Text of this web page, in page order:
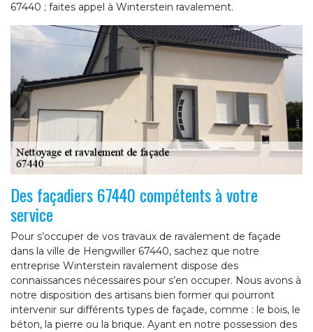
67440 ; faites appel à Winterstein ravalement.
Des façadiers 67440 compétents à votre
service
Pour s’occuper de vos travaux de ravalement de façade
dans la ville de Hengwiller 67440, sachez que notre
entreprise Winterstein ravalement dispose des
connaissances nécessaires pour s’en occuper. Nous avons à
notre disposition des artisans bien former qui pourront
intervenir sur différents types de façade, comme : le bois, le
béton, la pierre ou la brique. Ayant en notre possession des